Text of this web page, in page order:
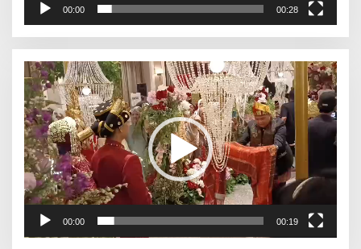
00:00 00:28
Pemutar
Video
00:00 00:19